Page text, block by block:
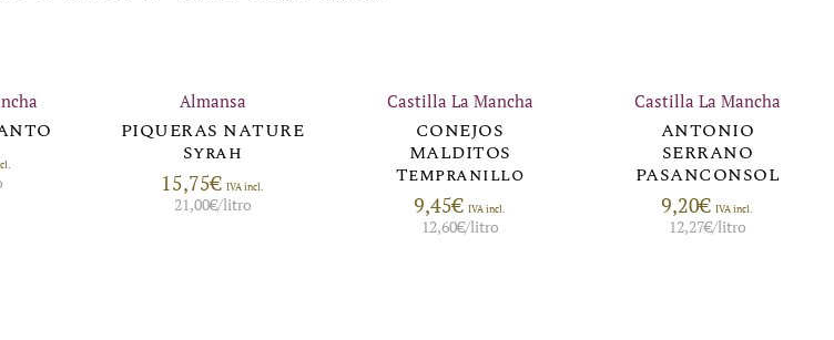
Almansa
PIQUERAS NATURE
Syrah
15,75€ IVA incl.
21,00€/litro
Castilla La Mancha
CONEJOS
MALDITOS
Tempranillo
9,45€ IVA incl.
12,60€/litro
Castilla La Mancha
ANTONIO
SERRANO
PASANCONSOL
9,20€ IVA incl.
12,27€/litro